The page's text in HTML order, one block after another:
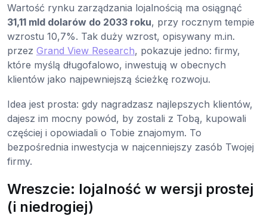
Wartość rynku zarządzania lojalnością ma osiągnąć
31,11 mld dolarów do 2033 roku, przy rocznym tempie
wzrostu 10,7%. Tak duży wzrost, opisywany m.in.
przez Grand View Research, pokazuje jedno: firmy,
które myślą długofalowo, inwestują w obecnych
klientów jako najpewniejszą ścieżkę rozwoju.
Idea jest prosta: gdy nagradzasz najlepszych klientów,
dajesz im mocny powód, by zostali z Tobą, kupowali
częściej i opowiadali o Tobie znajomym. To
bezpośrednia inwestycja w najcenniejszy zasób Twojej
firmy.
Wreszcie: lojalność w wersji prostej
(i niedrogiej)